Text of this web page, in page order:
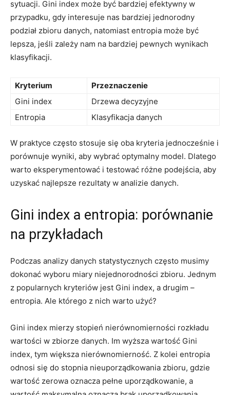
⁢sytuacji. Gini index może być bardziej efektywny ‌w
przypadku, gdy interesuje ⁢nas bardziej jednorodny​
podział zbioru danych, natomiast entropia może być
lepsza, jeśli zależy nam na bardziej pewnych wynikach
⁣klasyfikacji.
Kryterium
Przeznaczenie
Gini index
Drzewa‍ decyzyjne
Entropia
Klasyfikacja danych
W praktyce często stosuje się ‍oba⁤ kryteria jednocześnie i
porównuje wyniki, ⁤aby wybrać optymalny model. Dlatego
warto eksperymentować i testować różne podejścia, aby
uzyskać najlepsze⁤ rezultaty w analizie danych.
Gini index⁣ a entropia: porównanie
na przykładach
Podczas⁤ analizy danych statystycznych często musimy
dokonać ⁤wyboru miary niejednorodności zbioru. Jednym
z popularnych kryteriów jest Gini index, a drugim –
entropia. Ale którego z nich warto użyć?
Gini index mierzy stopień nierównomierności rozkładu
wartości w zbiorze danych. Im wyższa ​wartość Gini
index, ⁣tym większa nierównomierność. Z kolei⁢ entropia
odnosi się do stopnia nieuporządkowania zbioru, gdzie
wartość zerowa oznacza pełne uporządkowanie, a